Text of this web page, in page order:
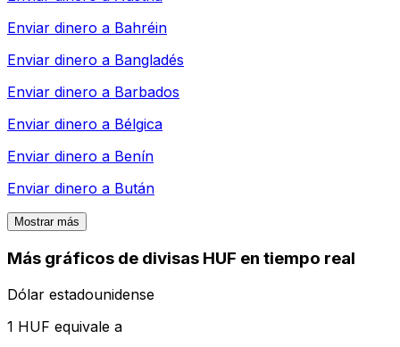
Enviar dinero a Bahréin
Enviar dinero a Bangladés
Enviar dinero a Barbados
Enviar dinero a Bélgica
Enviar dinero a Benín
Enviar dinero a Bután
Mostrar más
Más gráficos de divisas HUF en tiempo real
Dólar estadounidense
1 HUF equivale a